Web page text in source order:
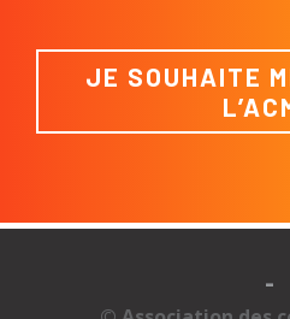
JE SOUHAITE
-